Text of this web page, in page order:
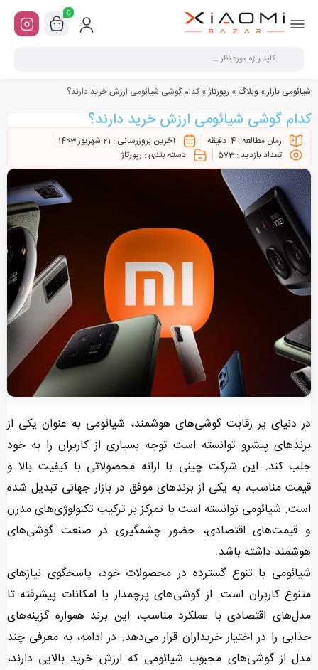
0
شیائومی بازار» وبلاگ » رپورتاژ» کدام گوشی شیائومی ارزش خرید دارند؟
کدام گوشی شیائومی ارزش خرید دارند؟
زمان مطالعه : 4 دقیقه آخرین بروزرسانی : 21 شهریور 1403
تعداد بازدید : 573 دسته بندی : رپورتاژ
در دنیای پر رقابت گوشی‌های هوشمند، شیائومی به عنوان یکی از
برندهای پیشرو توانسته است توجه بسیاری از کاربران را به خود
جلب کند. این شرکت چینی با ارائه محصولاتی با کیفیت بالا و
قیمت مناسب، به یکی از برندهای موفق در بازار جهانی تبدیل شده
است. شیائومی توانسته است با تمرکز بر ترکیب تکنولوژی‌های مدرن
و قیمت‌های اقتصادی، حضور چشمگیری در صنعت گوشی‌های
هوشمند داشته باشد.
شیائومی با تنوع گسترده در محصولات خود، پاسخگوی نیازهای
متنوع کاربران است. از گوشی‌های پرچمدار با امکانات پیشرفته تا
مدل‌های اقتصادی با عملکرد مناسب، این برند همواره گزینه‌های
جذابی را در اختیار خریداران قرار می‌دهد. در ادامه، به معرفی چند
مدل از گوشی‌های محبوب شیائومی که ارزش خرید بالایی دارند،